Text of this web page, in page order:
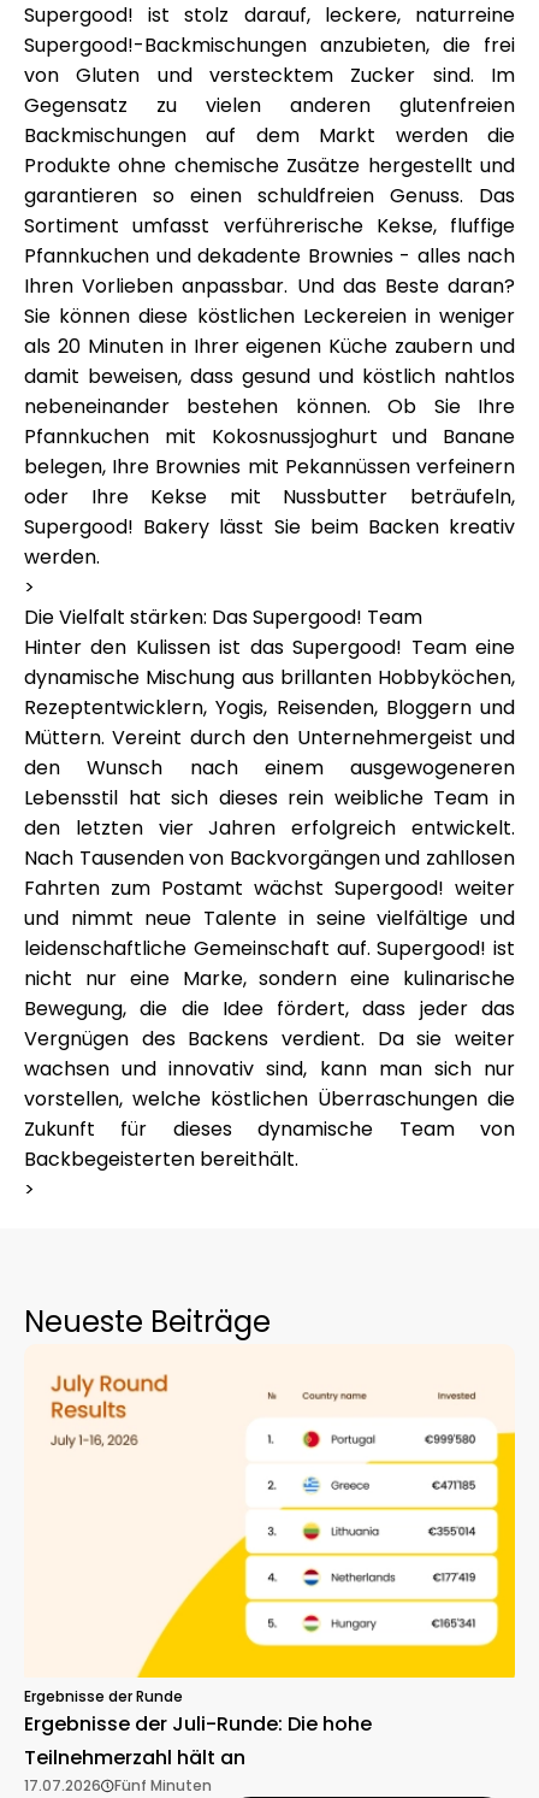
Supergood! ist stolz darauf, leckere, naturreine
Supergood!-Backmischungen anzubieten, die frei
von Gluten und verstecktem Zucker sind. Im
Gegensatz zu vielen anderen glutenfreien
Backmischungen auf dem Markt werden die
Produkte ohne chemische Zusätze hergestellt und
garantieren so einen schuldfreien Genuss. Das
Sortiment umfasst verführerische Kekse, fluffige
Pfannkuchen und dekadente Brownies - alles nach
Ihren Vorlieben anpassbar. Und das Beste daran?
Sie können diese köstlichen Leckereien in weniger
als 20 Minuten in Ihrer eigenen Küche zaubern und
damit beweisen, dass gesund und köstlich nahtlos
nebeneinander bestehen können. Ob Sie Ihre
Pfannkuchen mit Kokosnussjoghurt und Banane
belegen, Ihre Brownies mit Pekannüssen verfeinern
oder Ihre Kekse mit Nussbutter beträufeln,
Supergood! Bakery lässt Sie beim Backen kreativ
werden.
>
Die Vielfalt stärken: Das Supergood! Team
Hinter den Kulissen ist das Supergood! Team eine
dynamische Mischung aus brillanten Hobbyköchen,
Rezeptentwicklern, Yogis, Reisenden, Bloggern und
Müttern. Vereint durch den Unternehmergeist und
den Wunsch nach einem ausgewogeneren
Lebensstil hat sich dieses rein weibliche Team in
den letzten vier Jahren erfolgreich entwickelt.
Nach Tausenden von Backvorgängen und zahllosen
Fahrten zum Postamt wächst Supergood! weiter
und nimmt neue Talente in seine vielfältige und
leidenschaftliche Gemeinschaft auf. Supergood! ist
nicht nur eine Marke, sondern eine kulinarische
Bewegung, die die Idee fördert, dass jeder das
Vergnügen des Backens verdient. Da sie weiter
wachsen und innovativ sind, kann man sich nur
vorstellen, welche köstlichen Überraschungen die
Zukunft für dieses dynamische Team von
Backbegeisterten bereithält.
>
Neueste Beiträge
Ergebnisse der Runde
Ergebnisse der Juli-Runde: Die hohe
Teilnehmerzahl hält an
17.07.2026 Fünf Minuten